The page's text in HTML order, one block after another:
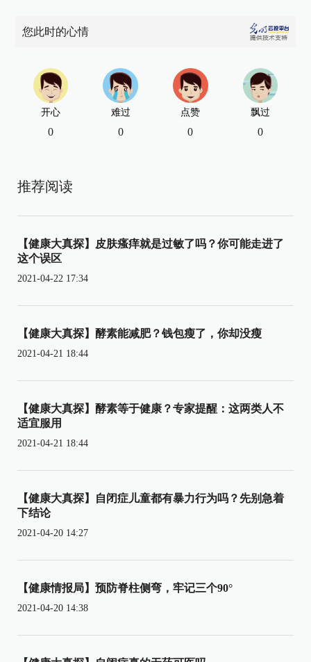
您此时的心情
开心
0
难过
0
点赞
0
飘过
0
推荐阅读
【健康大真探】皮肤瘙痒就是过敏了吗？你可能走进了
这个误区
2021-04-22 17:34
【健康大真探】酵素能减肥？钱包瘦了，你却没瘦
2021-04-21 18:44
【健康大真探】酵素等于健康？专家提醒：这两类人不
适宜服用
2021-04-21 18:44
【健康大真探】自闭症儿童都有暴力行为吗？先别急着
下结论
2021-04-20 14:27
【健康情报局】预防脊柱侧弯，牢记三个90°
2021-04-20 14:38